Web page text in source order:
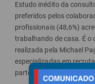
Estudo inédito da
preferidos pelos
profissionais (48,6%)
trabalhando de casa. É o
realizada pela Michael
especializadas em
parte do PageGroup. De